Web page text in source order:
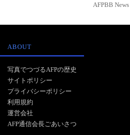
AFPBB News
ABOUT
写真でつづるAFPの歴史
サイトポリシー
プライバシーポリシー
利用規約
運営会社
AFP通信会長ごあいさつ